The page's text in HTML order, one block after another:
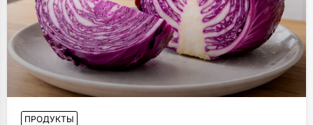
ПРОДУКТЫ